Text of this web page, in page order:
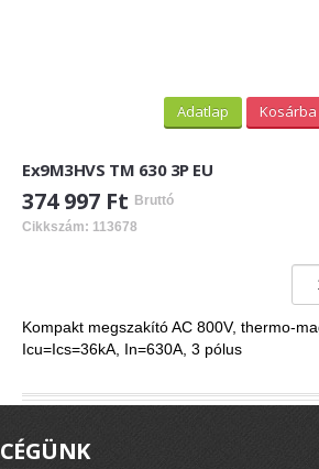
Adatlap Kosárba
Ex9M3HVS TM 630 3P EU
374 997 Ft Bruttó
Cikkszám: 113678
Kompakt megszakító AC 800V, thermo-
Icu=Ics=36kA, In=630A, 3 pólus
CÉGÜNK